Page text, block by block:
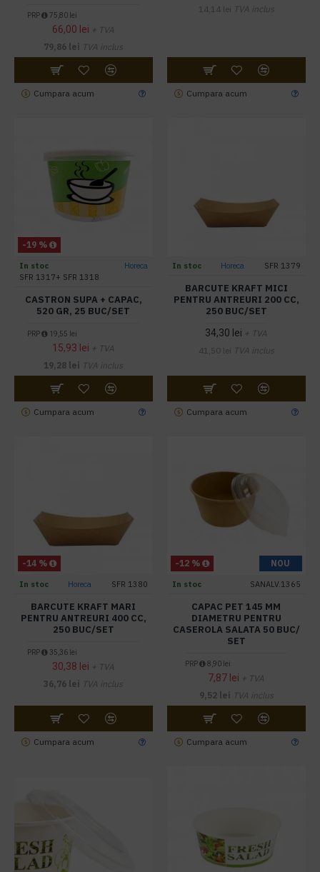
PRP 75,80 lei
66,00 lei + TVA
79,86 lei TVA inclus
Cumpara acum
14,14 lei TVA inclus
Cumpara acum
-19 %
In stoc
Horeca
SFR 1317+ SFR 1318
CASTRON SUPA + CAPAC,
520 GR, 25 BUC/SET
PRP 19,55 lei
15,93 lei + TVA
19,28 lei TVA inclus
Cumpara acum
In stoc Horeca SFR 1379
BARCUTE KRAFT MICI
PENTRU ANTREURI 200 CC,
250 BUC/SET
34,30 lei + TVA
41,50 lei TVA inclus
Cumpara acum
-14 %
In stoc Horeca SFR 1380
BARCUTE KRAFT MARI
PENTRU ANTREURI 400 CC,
250 BUC/SET
PRP 35,36 lei
30,38 lei + TVA
36,76 lei TVA inclus
Cumpara acum
NOU
-12 %
In stoc SANALV.1365
CAPAC PET 145 MM
DIAMETRU PENTRU
CASEROLA SALATA 50 BUC/
SET
PRP 8,90 lei
7,87 lei + TVA
9,52 lei TVA inclus
Cumpara acum